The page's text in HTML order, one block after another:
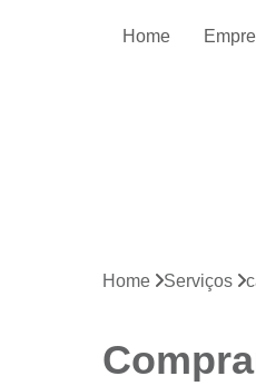
Home
Home Serviços